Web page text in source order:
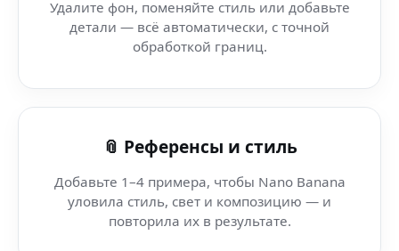
Нейросеть аниме (Nano Banana Cloud) —
AI генератор для России — Unity — попробуй
Удалите фон, поменяйте стиль или добавьте
детали — всё автоматически, с точной
обработкой границ.
📎 Референсы и стиль
Добавьте 1–4 примера, чтобы Nano Banana
уловила стиль, свет и композицию — и
повторила их в результате.